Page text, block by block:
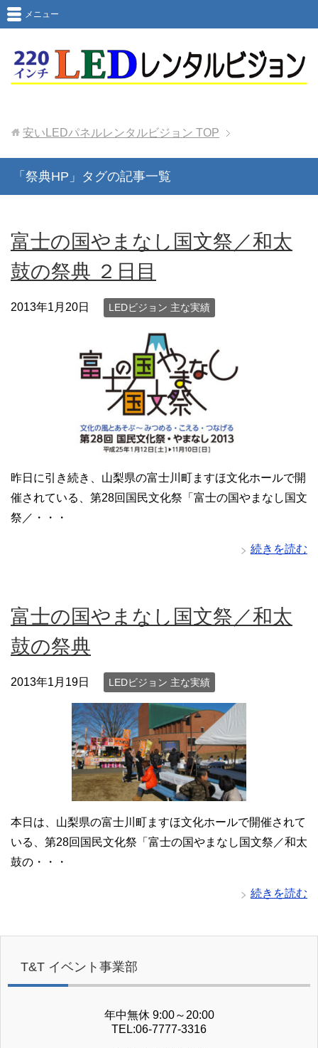
メニュー
安いLEDパネルレンタルビジョン TOP
「祭典HP」タグの記事一覧
富士の国やまなし国文祭／和太
鼓の祭典 ２日目
2013年1月20日 LEDビジョン 主な実績
昨日に引き続き、山梨県の富士川町ますほ文化ホールで開
催されている、第28回国民文化祭「富士の国やまなし国文
祭／・・・
続きを読む
富士の国やまなし国文祭／和太
鼓の祭典
2013年1月19日 LEDビジョン 主な実績
本日は、山梨県の富士川町ますほ文化ホールで開催されて
いる、第28回国民文化祭「富士の国やまなし国文祭／和太
鼓の・・・
続きを読む
T&T イベント事業部
年中無休 9:00～20:00
TEL:06-7777-3316